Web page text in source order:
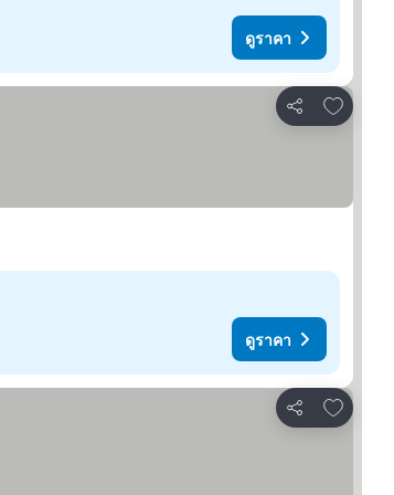
ดูราคา
แชร์
เพิ่มในรา
ดูราคา
แชร์
เพิ่มในรา